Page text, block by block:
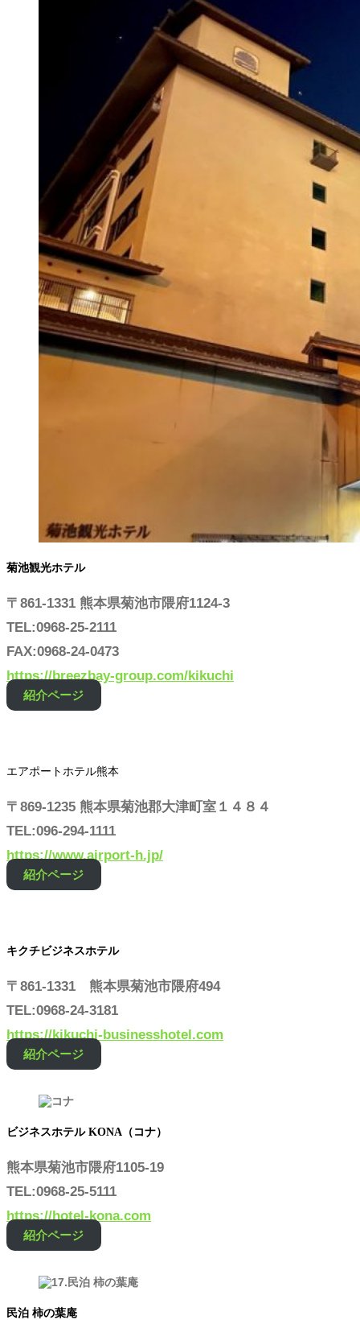
菊池観光ホテル
〒861-1331 熊本県菊池市隈府1124-3
TEL:0968-25-2111
FAX:0968-24-0473
https://breezbay-group.com/kikuchi
紹介ページ
エアポートホテル熊本
〒869-1235 熊本県菊池郡大津町室１４８４
TEL:096-294-1111
https://www.airport-h.jp/
紹介ページ
キクチビジネスホテル
〒861-1331 熊本県菊池市隈府494
TEL:0968-24-3181
https://kikuchi-businesshotel.com
紹介ページ
ビジネスホテル KONA（コナ）
熊本県菊池市隈府1105-19
TEL:0968-25-5111
https://hotel-kona.com
紹介ページ
民泊 柿の葉庵